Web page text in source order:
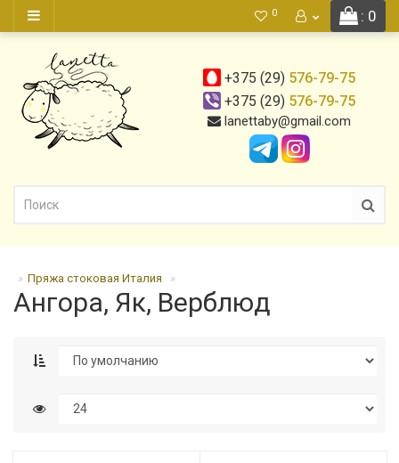
: 0
0
+375 (29) 576-79-75
+375 (29) 576-79-75
lanettaby@gmail.com
Пряжа стоковая Италия
Ангора, Як, Верблюд